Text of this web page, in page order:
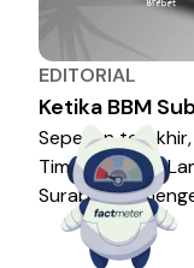
EDITORIAL
Ketika BBM
Sepekan
Timur—Tuban,
kehilangan
pertalite.